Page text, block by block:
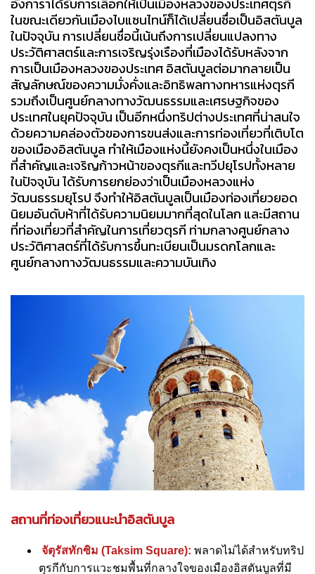
ในขณะเดียวกันเมืองไบแซนไทน์ก็ได้เปลี่ยนชื่อเป็นอิสตันบูล
ในปัจจุบัน การเปลี่ยนชื่อนี้เน้นถึงการเปลี่ยนแปลงทาง
ประวัติศาสตร์และการเจริญรุ่งเรืองที่เมืองได้รับหลังจาก
การเป็นเมืองหลวงของประเทศ อิสตันบูลต่อมากลายเป็น
สัญลักษณ์ของความมั่งคั่งและอิทธิพลทางทหารแห่งตุรกี
รวมถึงเป็นศูนย์กลางทางวัฒนธรรมและเศรษฐกิจของ
ประเทศในยุคปัจจุบัน เป็นอีกหนึ่งทริปต่างประเทศที่น่าสนใจ
ด้วยความคล่องตัวของการขนส่งและการท่องเที่ยวที่เติบโต
ของเมืองอิสตันบูล ทำให้เมืองแห่งนี้ยังคงเป็นหนึ่งในเมือง
ที่สำคัญและเจริญก้าวหน้าของตุรกีและทวีปยุโรปทั้งหลาย
ในปัจจุบัน ได้รับการยกย่องว่าเป็นเมืองหลวงแห่ง
วัฒนธรรมยุโรป จึงทำให้อิสตันบูลเป็นเมืองท่องเที่ยวยอด
นิยมอันดับห้าที่ได้รับความนิยมมากที่สุดในโลก และมีสถาน
ที่ท่องเที่ยวที่สำคัญในการเที่ยวตุรกี ท่ามกลางศูนย์กลาง
ประวัติศาสตร์ที่ได้รับการขึ้นทะเบียนเป็นมรดกโลกและ
ศูนย์กลางทางวัฒนธรรมและความบันเทิง
สถานที่ท่องเที่ยวแนะนำอิสตันบูล
จัตุรัสทักซิม (Taksim Square): พลาดไม่ได้สำหรับทริป
ตุรกีกับการแวะชมพื้นที่กลางใจของเมืองอิสตันบูลที่มี